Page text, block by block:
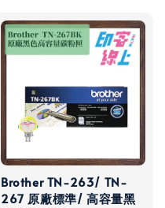
Brother TN-263/ TN-
267 原廠標準/ 高容量黑